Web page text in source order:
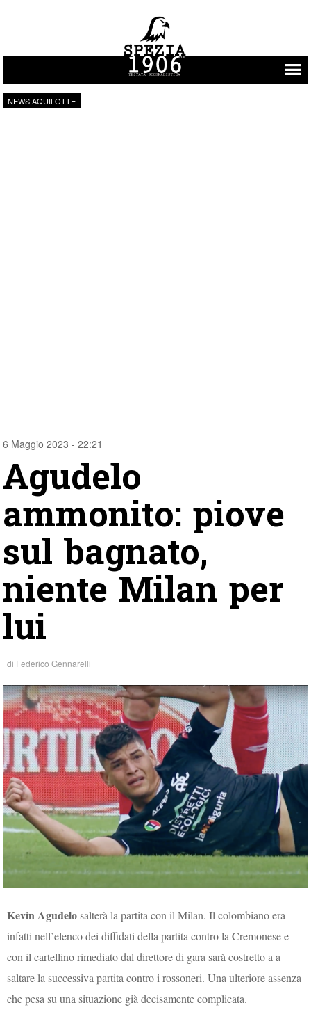
Vai al contenuto
NEWS AQUILOTTE
6 Maggio 2023 - 22:21
Agudelo
ammonito: piove
sul bagnato,
niente Milan per
lui
di Federico Gennarelli
Kevin Agudelosalterà la partita con il Milan. Il colombiano era
infatti nell’elenco dei diffidati della partita contro la Cremonese e
con il cartellino rimediato dal direttore di gara sarà costretto a a
saltare la successiva partita contro i rossoneri. Una ulteriore assenza
che pesa su una situazione già decisamente complicata.